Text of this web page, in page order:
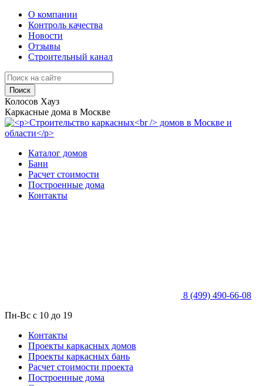
О компании
Контроль качества
Новости
Отзывы
Строительный канал
Поиск
Колосов Хауз
Каркасные дома в Москве
Каталог домов
Бани
Расчет стоимости
Построенные дома
Контакты
8 (499) 490-66-08
Пн-Вс с 10 до 19
Контакты
Проекты каркасных домов
Проекты каркасных бань
Расчет стоимости проекта
Построенные дома